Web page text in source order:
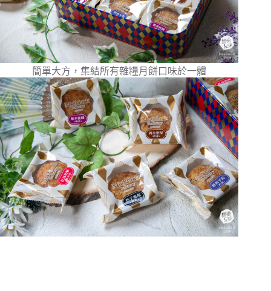
簡單大方，集結所有雜糧月餅口味於一體